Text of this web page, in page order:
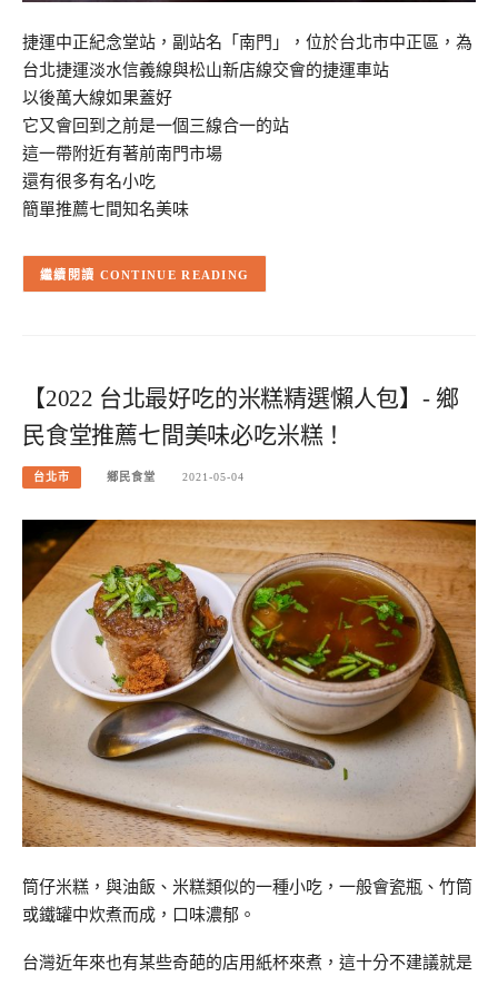
捷運中正紀念堂站，副站名「南門」，位於台北市中正區，為
台北捷運淡水信義線與松山新店線交會的捷運車站
以後萬大線如果蓋好
它又會回到之前是一個三線合一的站
這一帶附近有著前南門市場
還有很多有名小吃
簡單推薦七間知名美味
CONTINUE READING
【2022 台北最好吃的米糕精選懶人包】- 鄉
民食堂推薦七間美味必吃米糕！
台北市 鄉民食堂 2021-05-04
筒仔米糕，與油飯、米糕類似的一種小吃，一般會瓷瓶、竹筒
或鐵罐中炊煮而成，口味濃郁。
台灣近年來也有某些奇葩的店用紙杯來煮，這十分不建議就是